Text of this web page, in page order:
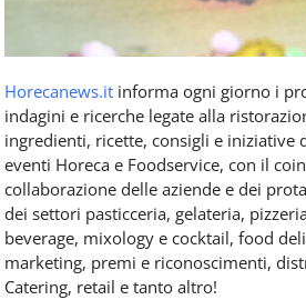
Horecanews.it informa ogni giorno i
indagini e ricerche legate alla
ingredienti, ricette, consigli e iniziative
eventi Horeca e Foodservice, con il
collaborazione delle aziende e dei
dei settori pasticceria, gelateria,
beverage, mixology e cocktail, food
marketing, premi e riconoscimenti,
Catering, retail e tanto altro!